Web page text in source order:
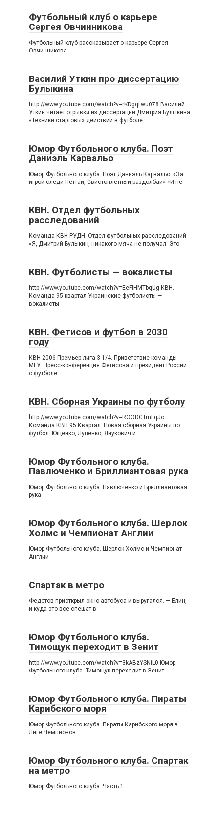
Футбольный клуб о карьере
Сергея Овчинникова
Футбольный клуб рассказывает о карьере Сергея
Овчинникова
Василий Уткин про диссертацию
Булыкина
http://www.youtube.com/watch?v=rKDgqLwu078 Василий
Уткин читает отрывки из диссертации Дмитрия Булыкина
«Техники стартовых действий в футболе
Юмор Футбольного клуба. Поэт
Даниэль Карвальо
Юмор Футбольного клуба. Поэт Даниэль Карвальо. «За
игрой следи Петтай, Свистоплетный раздолбай» «И не
КВН. Отдел футбольных
расследований
Команда КВН РУДН. Отдел футбольных расследований
«Я, Дмитрий Булыкин, никакого мяча не получал. Это
КВН. Футболисты — вокалисты
http://www.youtube.com/watch?v=EeFIHMTbqUg КВН.
Команда 95 квартал Украинские футболисты —
вокалисты
КВН. Фетисов и футбол в 2030
году
КВН 2006 Премьер-лига 3.1/4. Приветствие команды
МГУ. Пресс-конференция Фетисова и президент России
о футболе
КВН. Сборная Украины по футболу
http://www.youtube.com/watch?v=ROODCTmFqJo
Команда КВН 95 Квартал. Новая сборная Украины по
футбол. Ющенко, Луценко, Янукович и
Юмор Футбольного клуба.
Павлюченко и Бриллиантовая рука
Юмор Футбольного клуба. Павлюченко и Бриллиантовая
рука
Юмор Футбольного клуба. Шерлок
Холмс и Чемпионат Англии
Юмор Футбольного клуба. Шерлок Холмс и Чемпионат
Англии
Спартак в метро
Федотов приоткрыл окно автобуса и выругался. — Блин,
и куда это все спешат в
Юмор Футбольного клуба.
Тимощук переходит в Зенит
http://www.youtube.com/watch?v=3kABzYSNiL0 Юмор
Футбольного клуба. Тимощук переходит в Зенит
Юмор Футбольного клуба. Пираты
Карибского моря
Юмор Футбольного клуба. Пираты Карибского моря в
Лиге Чемпионов.
Юмор Футбольного клуба. Спартак
на метро
Юмор Футбольного клуба. Часть 1